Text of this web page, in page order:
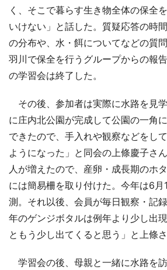
く、そこで暮らす生き物全体の保全
いけない」と話した。質疑応答の時
の分布や、水・餌についてなどの質
羽川で保全を行うグループからの報
の学習会は終了した。
その後、参加者は実際に水路を見
に庄内北公園が完成して公園の一角
できたので、手入れや観察などをし
ようになった」と同会の上條慶子さ
人が増えたので、産卵・成長期のホ
には簡易柵を取り付けた。今年は6月
測。それ以後、会員が毎日観察・記
年のゲンジボタルは例年より少し出
ともう少し出てくると思う」と上條さ
学習会の後、母親と一緒に水路を